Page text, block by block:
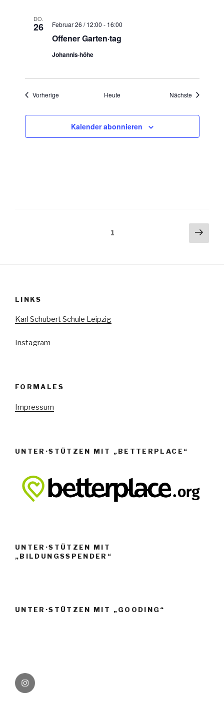
DO.
26
Offener Garten·tag
Februar 26 / 12:00 - 16:00
Johannis·höhe
VorherigeVeranstaltungen Heute Nächste
Kalender abonnieren
Seitennummerierung1
LINKS
Karl Schubert Schule Leipzig
Instagram
FORMALES
Impressum
UNTER·STÜTZEN MIT „BETTERPLACE“
UNTER·STÜTZEN MIT
„BILDUNGSSPENDER“
UNTER·STÜTZEN MIT „GOODING“
Instagram